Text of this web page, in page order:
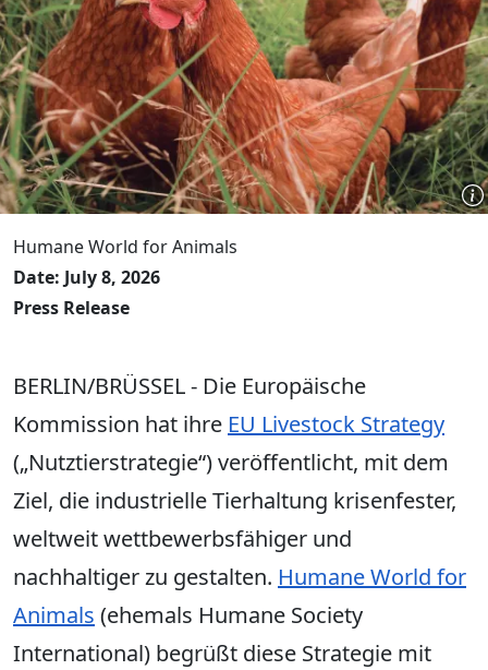
Humane World for Animals
Date: July 8, 2026
Press Release
BERLIN/BRÜSSEL - Die Europäische
Kommission hat ihre EU Livestock Strategy
(„Nutztierstrategie“) veröffentlicht, mit dem
Ziel, die industrielle Tierhaltung krisenfester,
weltweit wettbewerbsfähiger und
nachhaltiger zu gestalten. Humane World for
Animals (ehemals Humane Society
International) begrüßt diese Strategie mit